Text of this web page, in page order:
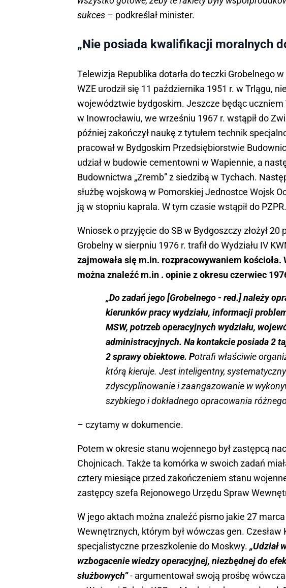
sukces – podkreślał minister.
„Nie posiada kwalifikacji moralnych
Telewizja Republika dotarła do teczki Grobelnego
WZE urodził się 11 października 1951 r. w Trlągu,
województwie bydgoskim. Jeszcze będąc
w Inowrocławiu, we wrześniu 1967 r. wstąpił do
później zakończył naukę z tytułem technik
pracował w Bydgoskim Przedsiębiorstwie
udział w budowie cementowni w Wapiennie, a
Budownictwa „Zremb” z siedzibą w Tychach.
służbę wojskową w Pomorskiej Jednostce Wojsk
ją w stopniu kaprala. W tym czasie wstąpił do PZPR.
Wniosek o przyjęcie do SB w Bydgoszczy złożył
Grobelny w sierpniu 1976 r. trafił do Wydziału IV
zajmowała się m.in. rozpracowywaniem kościoła.
można znaleźć m.in . opinie z okresu czerwiec
„Do zadań jego [Grobelnego - red.] należy
kierunków pracy wydziału, informacji
MSW, potrzeb operacyjnych wydziału,
administracyjnych. Na kontakcie posiada 2
2 sprawy obiektowe. Potrafi właściwie
którą kieruje. Jest inteligentny,
zdyscyplinowanie i zaangazowanie w
szybkiego i dokładnego opracowania
– czytamy w dokumencie.
Potem w okresie stanu wojennego był zastępcą
Chojnicach. Także ta komórka w swoich zadań
cztery miesiące przed zakończeniem stanu
zastępcy szefa Rejonowego Urzędu Spraw
W jego aktach można znaleźć pismo jakie 27
Wewnętrznych, którym był wówczas gen. Czesław
specjalistyczne przeszkolenie do Moskwy. „Udział
wzbogacenie wiedzy operacyjnej, niezbędnej do
służbowych”- argumentował swoją prośbę